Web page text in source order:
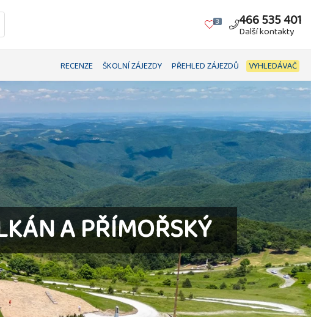
3 466 535 401
Další kontakty
RECENZE ŠKOLNÍ ZÁJEZDY PŘEHLED ZÁJEZDŮ VYHLEDÁVAČ
A PŘÍMOŘSKÝ